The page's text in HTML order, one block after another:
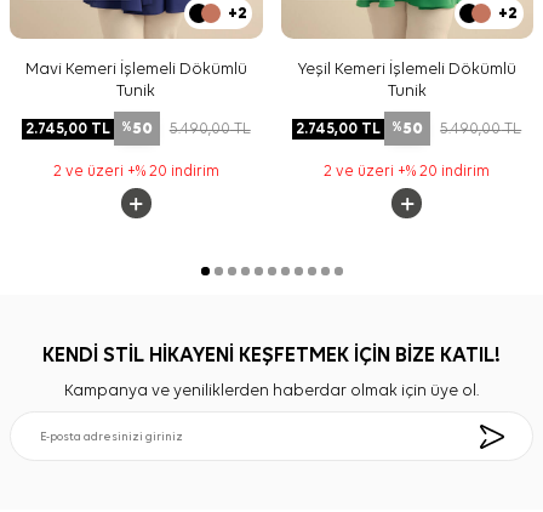
+2
Mavi Kemeri İşlemeli Dökümlü
Tunik
2.745,00TL %50 5.490,00TL
2 ve üzeri +% 20 indirim
+2
Yeşil Kemeri İşlemeli Dökümlü
Tunik
2.745,00 TL %50 5.490,00TL
2 ve üzeri +% 20 indirim
KENDİ STİL HİKAYENİ KEŞFETMEK İÇİN BİZE KATIL!
Kampanya ve yeniliklerden haberdar olmak için üye ol.